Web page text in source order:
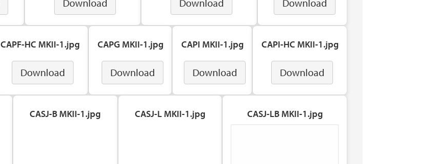
Download Download Download
CAPF-HC MKII-1.jpg
Download
CAPG MKII-1.jpg
Download
CAPI MKII-1.jpg
Download
CAPI-HC MKII-1.jpg
Download
CASJ-B MKII-1.jpg CASJ-L MKII-1.jpg CASJ-LB MKII-1.jpg